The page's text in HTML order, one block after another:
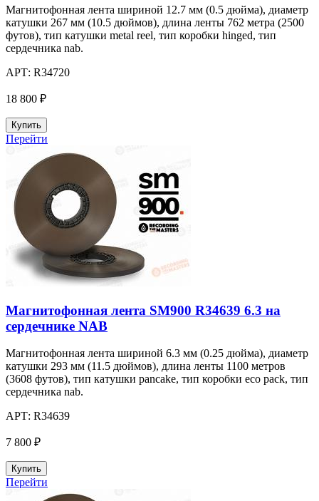
Магнитофонная лента шириной 12.7 мм (0.5 дюйма), диаметр
катушки 267 мм (10.5 дюймов), длина ленты 762 метра (2500
футов), тип катушки metal reel, тип коробки hinged, тип
сердечника nab.
АРТ: R34720
18 800 ₽
Купить
Перейти
Магнитофонная лента SM900 R34639 6.3 на
сердечнике NAB
Магнитофонная лента шириной 6.3 мм (0.25 дюйма), диаметр
катушки 293 мм (11.5 дюймов), длина ленты 1100 метров
(3608 футов), тип катушки pancake, тип коробки eco pack, тип
сердечника nab.
АРТ: R34639
7 800 ₽
Купить
Перейти